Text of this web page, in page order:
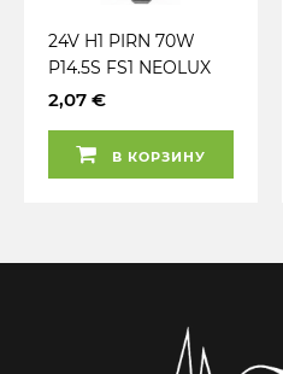
24V H1 PIRN 70W
P14.5S FS1 NEOLUX
2,07 €
В КОРЗИНУ